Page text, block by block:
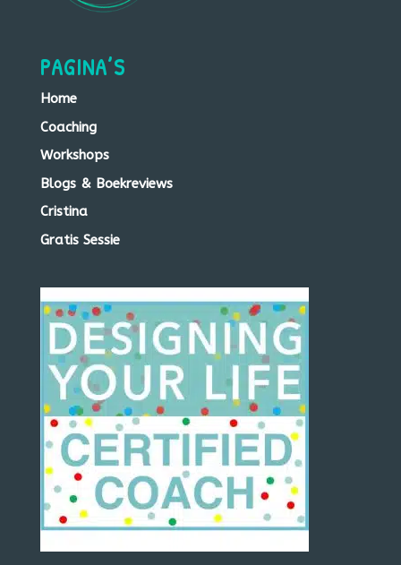
PAGINA’S
Home
Coaching
Workshops
Blogs & Boekreviews
Cristina
Gratis Sessie